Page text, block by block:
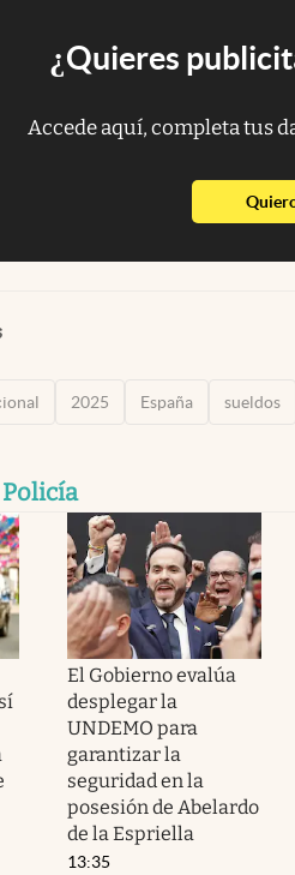
¿Quieres
Accede aquí, completa tus
2025 España sueldos
Policía
El Gobierno evalúa
desplegar la
UNDEMO para
garantizar la
seguridad en la
posesión de Abelardo
de la Espriella
13:35